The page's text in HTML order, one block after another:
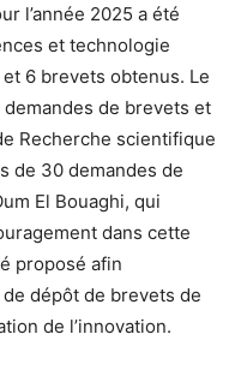
l’année 2025 a été
et technologie
6 brevets obtenus. Le
de brevets et
Recherche scientifique
de 30 demandes de
El Bouaghi, qui
dans cette
proposé afin
dépôt de brevets de
de l’innovation.